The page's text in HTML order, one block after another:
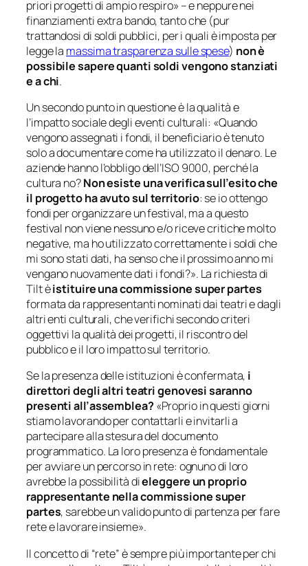
priori progetti di ampio respiro» – e neppure nei
finanziamenti extra bando, tanto che (pur
trattandosi di soldi pubblici, per i quali è imposta per
legge la massima trasparenza sulle spese) non è
possibile sapere quanti soldi vengono stanziati
e a chi.
Un secondo punto in questione è la qualità e
l’impatto sociale degli eventi culturali: «Quando
vengono assegnati i fondi, il beneficiario è tenuto
solo a documentare come ha utilizzato il denaro. Le
aziende hanno l’obbligo dell’ISO 9000, perché la
cultura no?Non esiste una verifica sull’esito che
il progetto ha avuto sulterritorio: se io ottengo
fondi per organizzare un festival, ma a questo
festival non viene nessuno e/o riceve critiche molto
negative, ma ho utilizzato correttamente i soldi che
mi sono stati dati, ha senso che il prossimo anno mi
vengano nuovamente dati i fondi?». La richiesta di
Tilt èistituire una commissione super partes
formata da rappresentanti nominati dai teatri e dagli
altri enti culturali, che verifichi secondo criteri
oggettivi la qualità dei progetti, il riscontro del
pubblico e il loro impatto sul territorio.
Se la presenza delle istituzioni è confermata, i
direttori degli altri teatri genovesi saranno
presenti all’assemblea?«Proprio in questi giorni
stiamo lavorando per contattarli e invitarli a
partecipare alla stesura del documento
programmatico. La loro presenza è fondamentale
per avviare un percorso in rete: ognuno di loro
avrebbe la possibilità dieleggere un proprio
rappresentante nella commissione super
partes, sarebbe un valido punto di partenza per fare
rete e lavorare insieme».
Il concetto di “rete” è sempre più importante per chi